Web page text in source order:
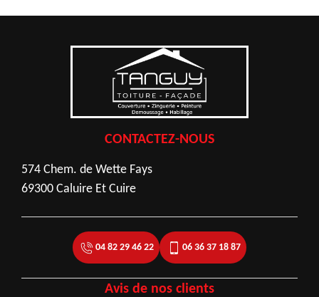
CONTACTEZ-NOUS
574 Chem. de Wette Fays
69300 Caluire Et Cuire
04 82 29 46 22 06 36 37 18 87
Avis de nos clients